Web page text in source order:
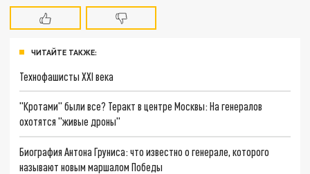
ЧИТАЙТЕ ТАКЖЕ:
Технофашисты XXI века
"Кротами" были все? Теракт в центре Москвы: На генералов
охотятся "живые дроны"
Биография Антона Груниса: что известно о генерале, которого
называют новым маршалом Победы